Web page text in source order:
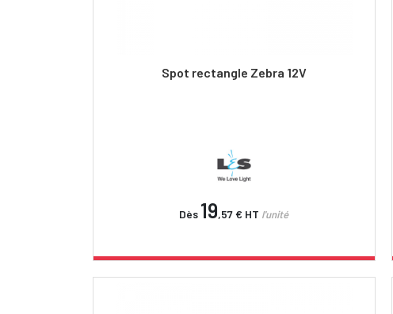
Spot rectangle Zebra 12V
Dès 19,57 € HT l'unité